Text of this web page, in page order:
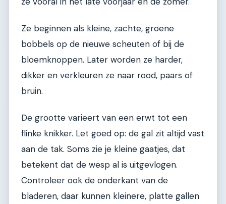
Ze beginnen als kleine, zachte, groene
bobbels op de nieuwe scheuten of bij de
bloemknoppen. Later worden ze harder,
dikker en verkleuren ze naar rood, paars of
bruin.
De grootte varieert van een erwt tot een
flinke knikker. Let goed op: de gal zit altijd vast
aan de tak. Soms zie je kleine gaatjes, dat
betekent dat de wesp al is uitgevlogen.
Controleer ook de onderkant van de
bladeren, daar kunnen kleinere, platte gallen